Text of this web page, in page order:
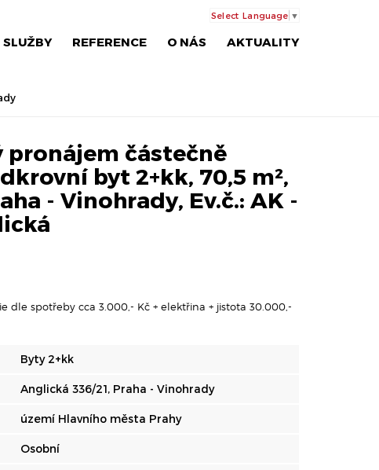
SLUŽBY REFERENCE O NÁS AKTUALITY
Select Language ▼
pronájem částečně
byt 2+kk, 70,5 m²,
- Vinohrady, Ev.č.: AK -
dle spotřeby cca 3.000,- Kč + elektřina + jistota 30.000,-
Byty 2+kk
Anglická 336/21, Praha - Vinohrady
území Hlavního města Prahy
Osobní